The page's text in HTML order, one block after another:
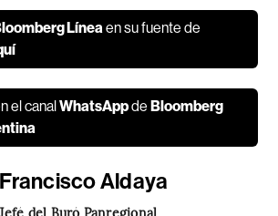
Líneaen su fuente de
el canalWhatsAppdeBloomberg
Francisco Aldaya